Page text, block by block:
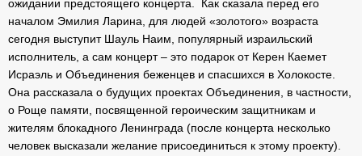
ожидании предстоящего концерта. Как сказала перед его
началом Эмилия Ларина, для людей «золотого» возраста
сегодня выступит Шауль Наим, популярный израильский
исполнитель, а сам концерт – это подарок от Керен Каемет
Исраэль и Объединения беженцев и спасшихся в Холокосте.
Она рассказала о будущих проектах Объединения, в частности,
о Роще памяти, посвященной героическим защитникам и
жителям блокадного Ленинграда (после концерта несколько
человек высказали желание присоединиться к этому проекту).